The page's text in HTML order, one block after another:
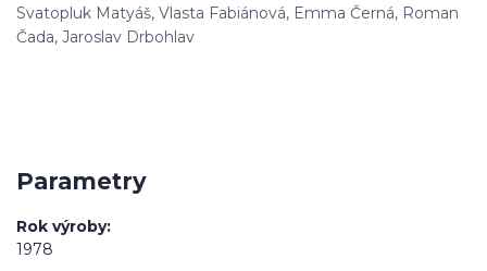
Svatopluk Matyáš, Vlasta Fabiánová, Emma Černá, Roman
Čada, Jaroslav Drbohlav
Parametry
Rok výroby
1978